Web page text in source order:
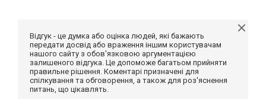
Відгук - це думка або оцінка людей, які бажають
передати досвід або враження іншим користувачам
нашого сайту з обов'язковою аргументацією
залишеного відгука. Це допоможе багатьом прийняти
правильне рішення. Коментарі призначені для
спілкування та обговорення, а також для роз'яснення
питань, що цікавлять.